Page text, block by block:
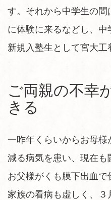
す。それから中学生の
に体験に来るなどし、
新規入塾生として宮大工
ご両親の不幸
きる
一昨年くらいからお母
減る病気を患い、現在も
お父様がくも膜下出血
家族の看病も虚しく、３